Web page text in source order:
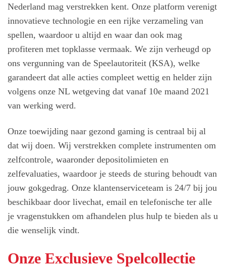
Nederland mag verstrekken kent. Onze platform verenigt
innovatieve technologie en een rijke verzameling van
spellen, waardoor u altijd en waar dan ook mag
profiteren met topklasse vermaak. We zijn verheugd op
ons vergunning van de Speelautoriteit (KSA), welke
garandeert dat alle acties compleet wettig en helder zijn
volgens onze NL wetgeving dat vanaf 10e maand 2021
van werking werd.
Onze toewijding naar gezond gaming is centraal bij al
dat wij doen. Wij verstrekken complete instrumenten om
zelfcontrole, waaronder depositolimieten en
zelfevaluaties, waardoor je steeds de sturing behoudt van
jouw gokgedrag. Onze klantenserviceteam is 24/7 bij jou
beschikbaar door livechat, email en telefonische ter alle
je vragenstukken om afhandelen plus hulp te bieden als u
die wenselijk vindt.
Onze Exclusieve Spelcollectie